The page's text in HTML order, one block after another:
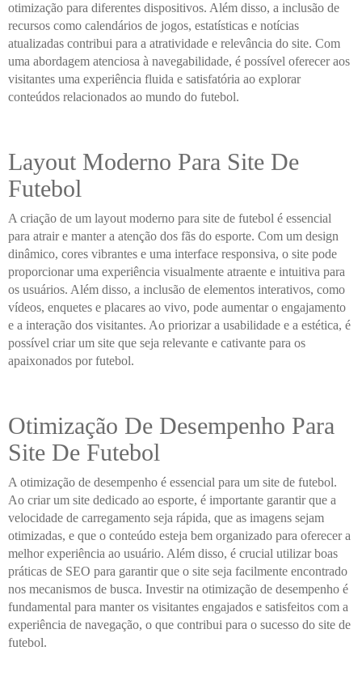
otimização para diferentes dispositivos. Além disso, a inclusão de
recursos como calendários de jogos, estatísticas e notícias
atualizadas contribui para a atratividade e relevância do site. Com
uma abordagem atenciosa à navegabilidade, é possível oferecer aos
visitantes uma experiência fluida e satisfatória ao explorar
conteúdos relacionados ao mundo do futebol.
Layout Moderno Para Site De
Futebol
A criação de um layout moderno para site de futebol é essencial
para atrair e manter a atenção dos fãs do esporte. Com um design
dinâmico, cores vibrantes e uma interface responsiva, o site pode
proporcionar uma experiência visualmente atraente e intuitiva para
os usuários. Além disso, a inclusão de elementos interativos, como
vídeos, enquetes e placares ao vivo, pode aumentar o engajamento
e a interação dos visitantes. Ao priorizar a usabilidade e a estética, é
possível criar um site que seja relevante e cativante para os
apaixonados por futebol.
Otimização De Desempenho Para
Site De Futebol
A otimização de desempenho é essencial para um site de futebol.
Ao criar um site dedicado ao esporte, é importante garantir que a
velocidade de carregamento seja rápida, que as imagens sejam
otimizadas, e que o conteúdo esteja bem organizado para oferecer a
melhor experiência ao usuário. Além disso, é crucial utilizar boas
práticas de SEO para garantir que o site seja facilmente encontrado
nos mecanismos de busca. Investir na otimização de desempenho é
fundamental para manter os visitantes engajados e satisfeitos com a
experiência de navegação, o que contribui para o sucesso do site de
futebol.